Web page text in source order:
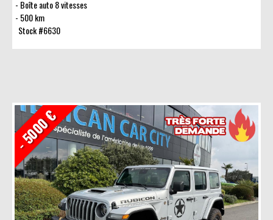
Boîte auto 8 vitesses
500 km
Stock #6630
- 5000 €